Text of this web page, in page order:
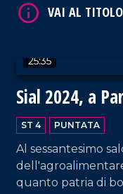
25:35
Sial 2024, a
gastronomiche
ST 4 PUNTATA
Al sessantesimo
quanto patria di
VAI AL TITOLO